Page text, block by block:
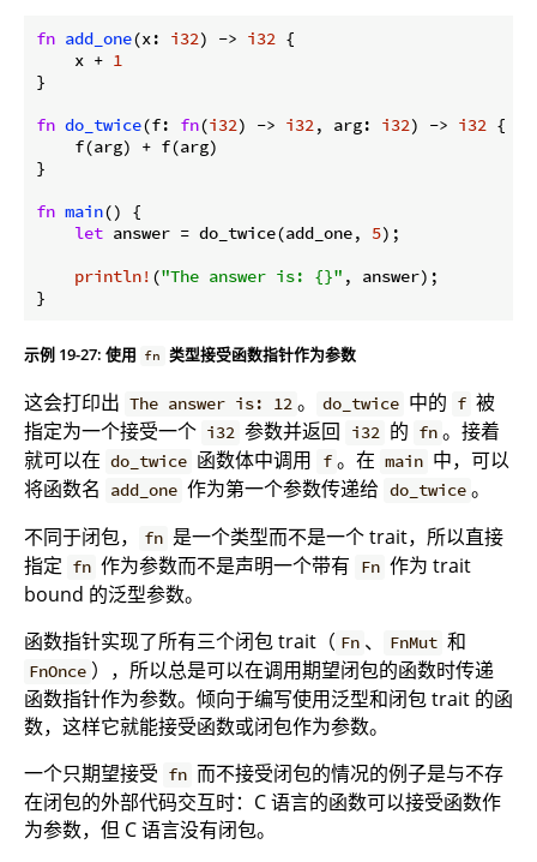
fn add_one(x: i32) -> i32 {
    x +
1
}
fn do_twice(f: fn(i32) -> i32, arg: i32) -> i32 {
    f(arg) + f(arg)
}
fn main() {
let answer = do_twice(add_one, 5);
println! ("The answer is: {}" , answer);
}
示例 19-27: 使用 fn 类型接受函数指针作为参数
这会打印出 The answer is: 12 。 do_twice 中的 f 被
指定为一个接受一个 i32 参数并返回 i32 的 fn 。接着
就可以在 do_twice 函数体中调用 f 。在 main 中，可以
将函数名
add_one 作为第一个参数传递给 do_twice 。
不同于闭包，
fn 是一个类型而不是一个 trait，所以直接
指定 fn 作为参数而不是声明一个带有 Fn 作为 trait
bound 的泛型参数。
函数指针实现了所有三个闭包 trait（ Fn 、 FnMut 和
FnOnce ），所以总是可以在调用期望闭包的函数时传递
函数指针作为参数。倾向于编写使用泛型和闭包 trait 的函
数，这样它就能接受函数或闭包作为参数。
一个只期望接受 fn 而不接受闭包的情况的例子是与不存
在闭包的外部代码交互时：C 语言的函数可以接受函数作
为参数，但 C 语言没有闭包。